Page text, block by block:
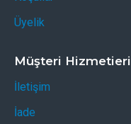
Üyelik
Müşteri Hizmetieri
İletişim
İade